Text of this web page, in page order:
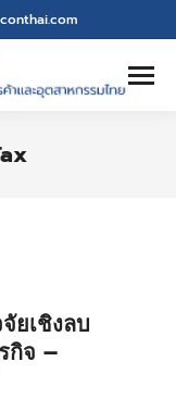
ยเชิงลบ
กิจ –